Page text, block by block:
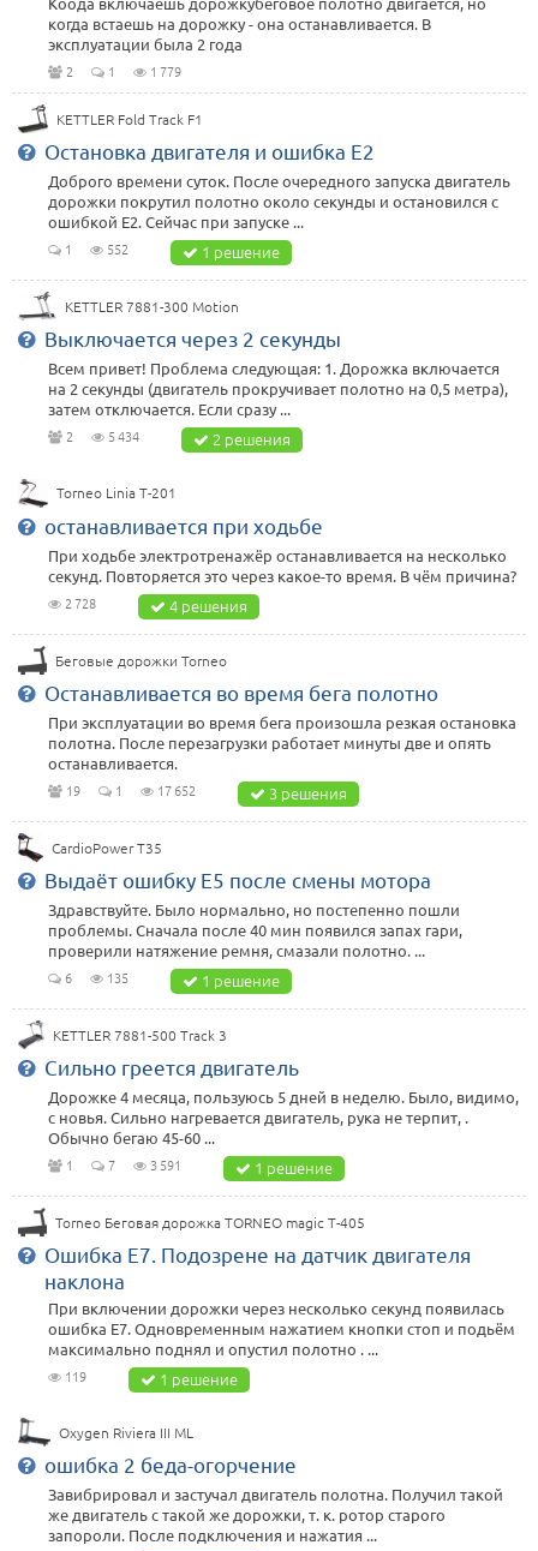
когда встаешь на дорожку - она останавливается. В
эксплуатации была 2 года
2 1 1 779
KETTLER Fold Track F1
Остановка двигателя и ошибка E2
Доброго времени суток. После очередного запуска двигатель
дорожки покрутил полотно около секунды и остановился с
ошибкой E2. Сейчас при запуске ...
1 552 1 решение
KETTLER 7881-300 Motion
Выключается через 2 секунды
Всем привет! Проблема следующая: 1. Дорожка включается
на 2 секунды (двигатель прокручивает полотно на 0,5 метра),
затем отключается. Если сразу ...
2 5 434 2 решения
Torneo Linia T-201
останавливается при ходьбе
При ходьбе электротренажёр останавливается на несколько
секунд. Повторяется это через какое-то время. В чём причина?
2 728 4 решения
Беговые дорожки Torneo
Останавливается во время бега полотно
При эксплуатации во время бега произошла резкая остановка
полотна. После перезагрузки работает минуты две и опять
останавливается.
19 1 17 652 3 решения
CardioPower T35
Выдаёт ошибку Е5 после смены мотора
Здравствуйте. Было нормально, но постепенно пошли
проблемы. Сначала после 40 мин появился запах гари,
проверили натяжение ремня, смазали полотно. ...
6 135 1 решение
KETTLER 7881-500 Track 3
Сильно греется двигатель
Дорожке 4 месяца, пользуюсь 5 дней в неделю. Было, видимо,
с новья. Сильно нагревается двигатель, рука не терпит, .
Обычно бегаю 45-60 ...
1 7 3 591 1 решение
Torneo Беговая дорожка TORNEO magic T-405
Ошибка Е7. Подозрене на датчик двигателя
наклона
При включении дорожки через несколько секунд появилась
ошибка Е7. Одновременным нажатием кнопки стоп и подьём
максимально поднял и опустил полотно . ...
119 1 решение
Oxygen Riviera III ML
ошибка 2 беда-огорчение
Завибрировал и застучал двигатель полотна. Получил такой
же двигатель с такой же дорожки, т. к. ротор старого
запороли. После подключения и нажатия ...